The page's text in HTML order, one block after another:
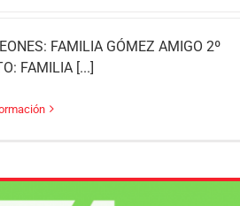
FAMILIA GÓMEZ AMIGO 2º
FAMILIA [...]